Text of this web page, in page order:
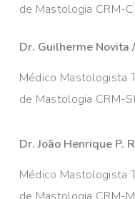
de Mastologia CRM-
Dr. Guilherme Novita
Médico Mastologista
de Mastologia CRM-
Dr. João Henrique P.
Médico Mastologista